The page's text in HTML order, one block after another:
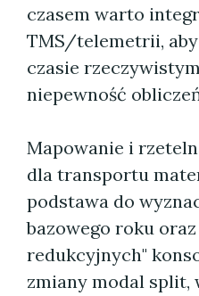
czasem warto
TMS/telemetrii,
czasie
niepewność
Mapowanie i
dla transportu
podstawa do
bazowego roku oraz
redukcyjnych"
zmiany modal split,